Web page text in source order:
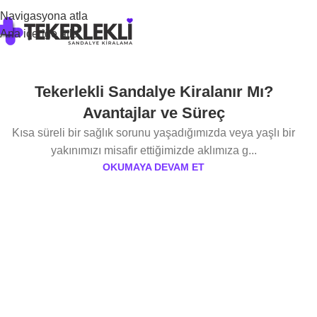
Navigasyona atla
Ana içeriğe atla
Tekerlekli Sandalye Kiralanır Mı?
Avantajlar ve Süreç
Kısa süreli bir sağlık sorunu yaşadığımızda veya yaşlı bir
yakınımızı misafir ettiğimizde aklımıza g...
OKUMAYA DEVAM ET